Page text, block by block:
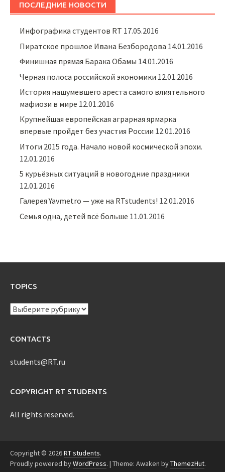
ПОСЛЕДНИЕ НОВОСТИ
Инфографика студентов RT 17.05.2016
Пиратское прошлое Ивана Безбородова 14.01.2016
Финишная прямая Барака Обамы 14.01.2016
Черная полоса российской экономики 12.01.2016
История нашумевшего ареста самого влиятельного
мафиози в мире 12.01.2016
Крупнейшая европейская аграрная ярмарка
впервые пройдет без участия России 12.01.2016
Итоги 2015 года. Начало новой космической эпохи.
12.01.2016
5 курьёзных ситуаций в новогодние праздники
12.01.2016
Галерея Yavmetro — уже на RTstudents! 12.01.2016
Семья одна, детей всё больше 11.01.2016
TOPICS
TOPICS
CONTACTS
students@RT.ru
COPYRIGHT RT STUDENTS
All rights reserved.
Copyright © 2026RT students.
Proudly powered byWordPress. | Theme: Awaken byThemezHut.